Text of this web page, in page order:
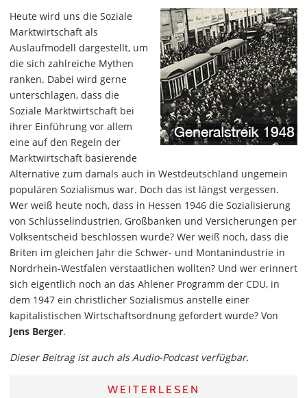
Heute wird uns die Soziale
Marktwirtschaft als
Auslaufmodell dargestellt, um
die sich zahlreiche Mythen
ranken. Dabei wird gerne
unterschlagen, dass die
Soziale Marktwirtschaft bei
ihrer Einführung vor allem
eine auf den Regeln der
Marktwirtschaft basierende
Alternative zum damals auch in Westdeutschland ungemein
populären Sozialismus war. Doch das ist längst vergessen.
Wer weiß heute noch, dass in Hessen 1946 die Sozialisierung
von Schlüsselindustrien, Großbanken und Versicherungen per
Volksentscheid beschlossen wurde? Wer weiß noch, dass die
Briten im gleichen Jahr die Schwer- und Montanindustrie in
Nordrhein-Westfalen verstaatlichen wollten? Und wer erinnert
sich eigentlich noch an das Ahlener Programm der CDU, in
dem 1947 ein christlicher Sozialismus anstelle einer
kapitalistischen Wirtschaftsordnung gefordert wurde? Von
Jens Berger.
Dieser Beitrag ist auch als Audio-Podcast verfügbar.
WEITERLESEN